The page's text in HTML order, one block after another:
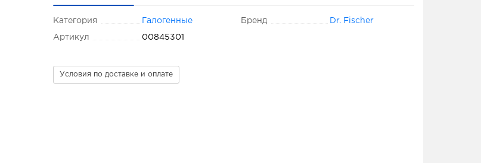
Категория Галогенные
Артикул 00845301
Бренд Dr. Fischer
Условия по доставке и оплате